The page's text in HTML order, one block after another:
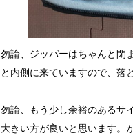
勿論、ジッパーはちゃんと閉
と内側に来ていますので、落
勿論、もう少し余裕のあるサ
大きい方が良いと思います。